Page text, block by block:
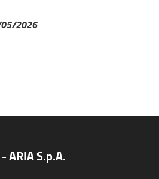
2026
ARIA S.p.A.